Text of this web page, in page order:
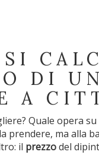
SI
DI
A
Quale opera su
prendere, ma alla
il prezzodel